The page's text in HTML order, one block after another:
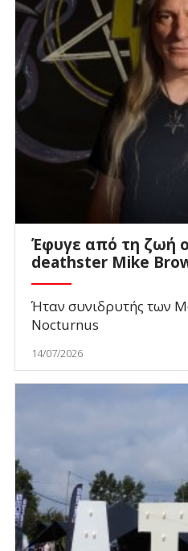
Έφυγε από τη ζωή
deathster Mike
Ήταν συνιδρυτής των
Nocturnus
14/07/2026